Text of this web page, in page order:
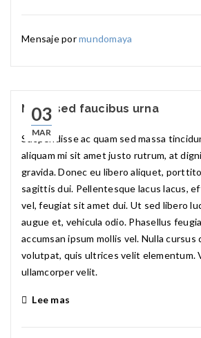
Mensaje pormundomaya
03
MAR
Nulla sed faucibus urna
Suspendisse ac quam sed massa
aliquam mi sit amet justo rutrum, at
gravida. Donec eu libero aliquet,
sagittis dui. Pellentesque lacus lacus,
vel, feugiat sit amet dui. Ut sed libero
augue et, vehicula odio. Phasellus
accumsan ipsum mollis vel. Nulla
volutpat, quis ultrices velit elementum.
ullamcorper velit.
Lee mas